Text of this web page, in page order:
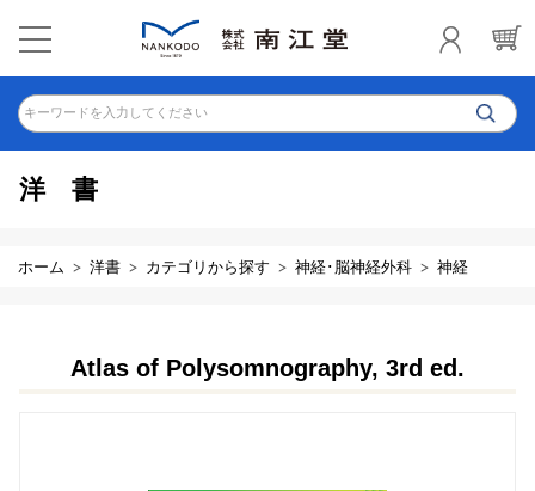
キーワードを入力してください
洋書
ホーム 洋書 カテゴリから探す 神経･脳神経外科 神経
Atlas of Polysomnography, 3rd ed.